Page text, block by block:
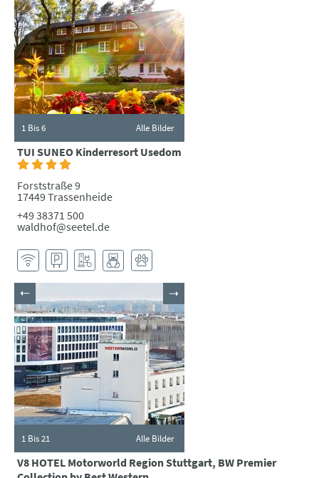
1 Bis 6 Alle Bilder
TUI SUNEO Kinderresort Usedom
Forststraße 9
17449 Trassenheide
+49 38371 500
waldhof@seetel.de
1 Bis 21 Alle Bilder
V8 HOTEL Motorworld Region Stuttgart, BW Premier